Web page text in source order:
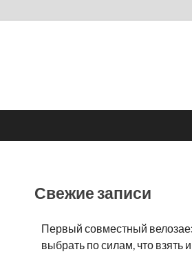
Свежие записи
Первый совместный
выбрать по силам, что взять